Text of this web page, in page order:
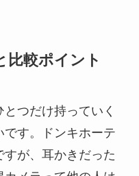
比較ポイント
つだけ持っていく
です。ドンキホーテ
が、耳かきだった